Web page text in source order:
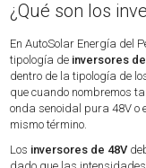
¿Qué son los
En AutoSolar Energía del
tipología de inversores
dentro de la tipología de
que cuando nombremos
onda senoidal pura 48V o
mismo término.
Los inversores de 48V